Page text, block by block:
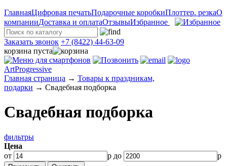
ГлавнаяЦифровая печатьПодарочные коробкиПлоттер. резкаО
компанииДоставка и оплатаОтзывыИзбранное
Заказать звонок +7 (8422) 44-63-09
корзина пуста
ArtProgressive
Главная страница → Товары к праздникам,
подарки → Свадебная подборка
Свадебная подборка
фильтры
Цена
от
р до р